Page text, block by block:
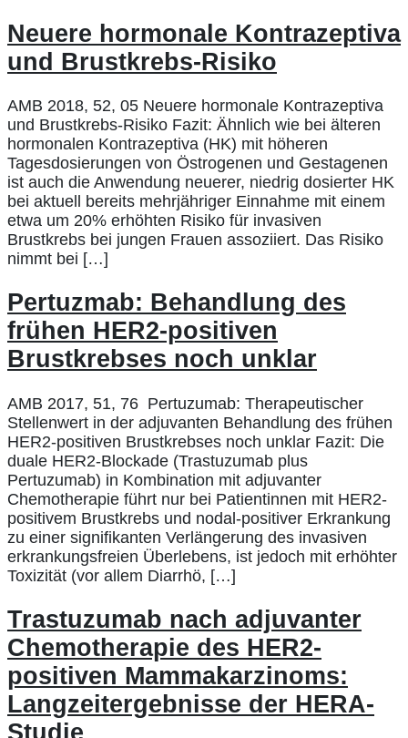
Neuere hormonale Kontrazeptiva
und Brustkrebs-Risiko
AMB 2018, 52, 05 Neuere hormonale Kontrazeptiva
und Brustkrebs-Risiko Fazit: Ähnlich wie bei älteren
hormonalen Kontrazeptiva (HK) mit höheren
Tagesdosierungen von Östrogenen und Gestagenen
ist auch die Anwendung neuerer, niedrig dosierter HK
bei aktuell bereits mehrjähriger Einnahme mit einem
etwa um 20% erhöhten Risiko für invasiven
Brustkrebs bei jungen Frauen assoziiert. Das Risiko
nimmt bei […]
Pertuzmab: Behandlung des
frühen HER2-positiven
Brustkrebses noch unklar
AMB 2017, 51, 76 Pertuzumab: Therapeutischer
Stellenwert in der adjuvanten Behandlung des frühen
HER2-positiven Brustkrebses noch unklar Fazit: Die
duale HER2-Blockade (Trastuzumab plus
Pertuzumab) in Kombination mit adjuvanter
Chemotherapie führt nur bei Patientinnen mit HER2-
positivem Brustkrebs und nodal-positiver Erkrankung
zu einer signifikanten Verlängerung des invasiven
erkrankungsfreien Überlebens, ist jedoch mit erhöhter
Toxizität (vor allem Diarrhö, […]
Trastuzumab nach adjuvanter
Chemotherapie des HER2-
positiven Mammakarzinoms:
Langzeitergebnisse der HERA-